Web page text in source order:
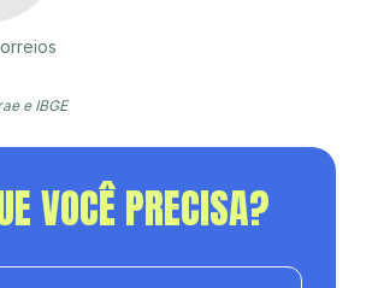
e IBGE
VOCÊ PRECISA?